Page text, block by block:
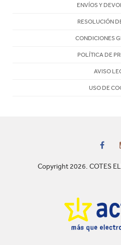
ENVÍOS Y
RESOLUCIÓN
CONDICIONES
POLÍTICA DE
AVISO
USO DE
Copyright 2026. COTES